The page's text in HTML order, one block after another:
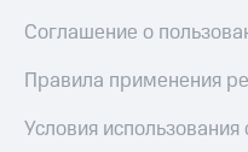
Соглашение о
Правила применения
Условия использования